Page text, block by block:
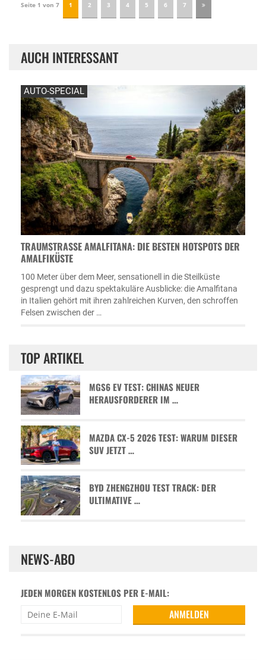
Seite 1 von 7 1 2 3 4 5 6 7
AUCH INTERESSANT
AUTO-SPECIAL
TRAUMSTRASSE AMALFITANA: DIE BESTEN HOTSPOTS DER A
MALFIKÜSTE
100 Meter über dem Meer, sensationell in die Steilküste
gesprengt und dazu spektakuläre Ausblicke: die Amalfitana
in Italien gehört mit ihren zahlreichen Kurven, den schroffen
Felsen zwischen der …
TOP ARTIKEL
MGS6 EV TEST: CHINAS NEUER
HERAUSFORDERER IM …
MAZDA CX-5 2026 TEST: WARUM DIESER
SUV JETZT …
BYD ZHENGZHOU TEST TRACK: DER
ULTIMATIVE …
NEWS-ABO
JEDEN MORGEN KOSTENLOS PER E-MAIL: